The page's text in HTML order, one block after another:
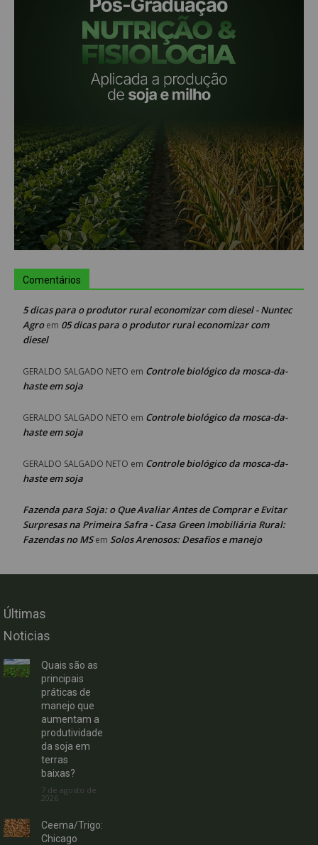
Comentários
5 dicas para o produtor rural economizar com diesel - Nuntec
Agroem 05 dicas para o produtor rural economizar com
diesel
GERALDO SALGADO NETO em Controle biológico da mosca-da-
haste em soja
GERALDO SALGADO NETO em Controle biológico da mosca-da-
haste em soja
GERALDO SALGADO NETO em Controle biológico da mosca-da-
haste em soja
Fazenda para Soja: o Que Avaliar Antes de Comprar e Evitar
Surpresas na Primeira Safra - Casa Green Imobiliária Rural:
Fazendas no MSem Solos Arenosos: Desafios e manejo
Últimas
Noticias
Quais são as
principais
práticas de
manejo que
aumentam a
produtividade
da soja em
terras
baixas?
7 de agosto de
2026
Ceema/Trigo:
Chicago